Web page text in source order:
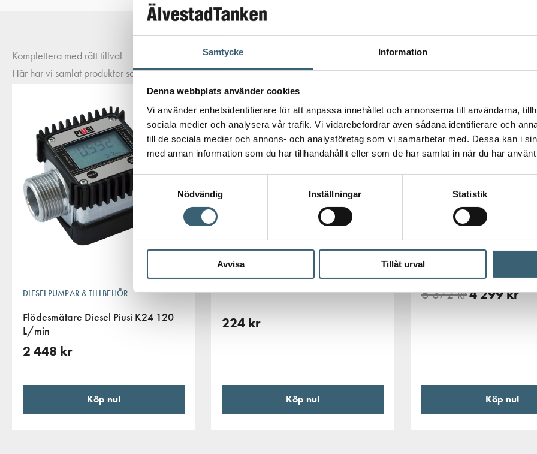
Samtycke Information
Denna webbplats använder cookies
Vi använder enhetsidentifierare för att anpassa innehållet och annonserna till användarna,
sociala medier och analysera vår trafik. Vi vidarebefordrar även sådana identifierare och
till de sociala medier och annons- och analysföretag som vi samarbetar med. Dessa kan i
med annan information som du har tillhandahållit eller som de har samlat in när du har
Nödvändig
Inställningar Statistik
Avvisa Tillåt urval
Komplettera med rätt tillval
Här har vi samlat produkter som ofta passar bra ihop med det du tittar på – för en mer komplett lösning.
DIESELPUMPAR & TILLBEHÖR
Flödesmätare Diesel Piusi K24 120
L/min
2 448 kr
Köp nu!
DIESELTANKAR & UTRUSTNING
Kit fjädrar och skovlar Panther
dieselpumpar
224 kr
Köp nu!
DIESELPUMPAR
pumppaket
6 372kr4 299kr
Köp nu!